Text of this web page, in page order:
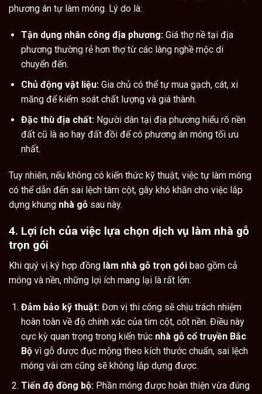
phương án tự làm móng. Lý do là:
Tận dụng nhân công địa phương:Giá thợ nề tại địa
phương thường rẻ hơn thợ từ các làng nghề mộc di
chuyển đến.
Chủ động vật liệu:Gia chủ có thể tự mua gạch, cát, xi
măng để kiểm soát chất lượng và giá thành.
Đặc thù địa chất:Người dân tại địa phương hiểu rõ nền
đất cũ là ao hay đất đồi để có phương án móng tối ưu
nhất.
Tuy nhiên, nếu không có kiến thức kỹ thuật, việc tự làm móng
có thể dẫn đến sai lệch tâm cột, gây khó khăn cho việc lắp
dựng khung nhà gỗ sau này.
4. Lợi ích của việc lựa chọn dịch vụ làm nhà gỗ
trọn gói
Khi quý vị ký hợp đồng làm nhà gỗ trọn gói bao gồm cả
móng và nền, những lợi ích mang lại là rất lớn:
Đảm bảo kỹ thuật:Đơn vị thi công sẽ chịu trách nhiệm
hoàn toàn về độ chính xác của tim cột, cốt nền. Điều này
cực kỳ quan trọng trong kiến trúc nhà gỗ cổ truyền Bắc
Bộvì gỗ được đục mộng theo kích thước chuẩn, sai lệch
móng vài cm cũng sẽ không lắp dựng được.
Tiến độ đồng bộ:Phần móng được hoàn thiện vừa đúng